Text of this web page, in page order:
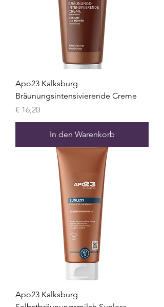
Apo23 Kalksburg
Bräunungsintensivierende Creme
Preis
€ 16,20
In den Warenkorb
Apo23 Kalksburg